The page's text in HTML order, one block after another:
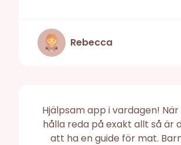
Rebecca
Hjälpsam app i vardagen!
hålla reda på exakt allt så är
att ha en guide för mat.